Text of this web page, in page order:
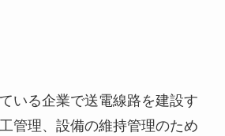
いる企業で送電線路を建設す
管理、設備の維持管理のため